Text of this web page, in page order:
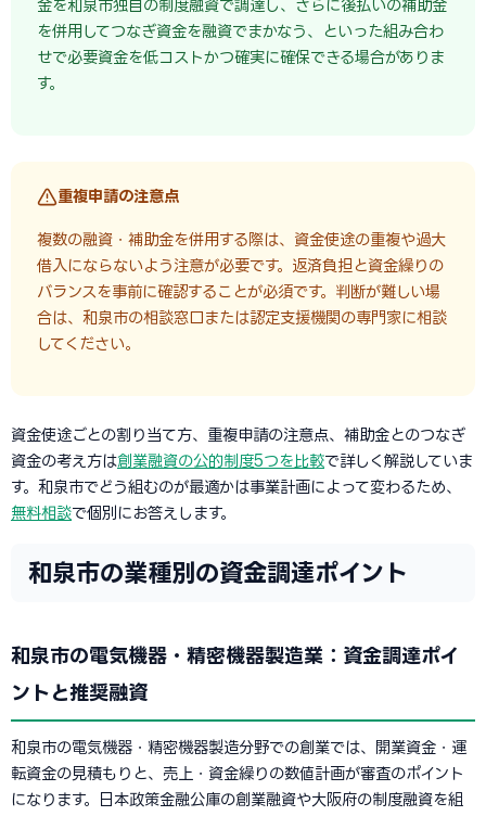
金を和泉市独自の制度融資で調達し、さらに後払いの補助金
を併用してつなぎ資金を融資でまかなう、といった組み合わ
せで必要資金を低コストかつ確実に確保できる場合がありま
す。
重複申請の注意点
複数の融資・補助金を併用する際は、資金使途の重複や過大
借入にならないよう注意が必要です。返済負担と資金繰りの
バランスを事前に確認することが必須です。判断が難しい場
合は、和泉市の相談窓口または認定支援機関の専門家に相談
してください。
資金使途ごとの割り当て方、重複申請の注意点、補助金とのつなぎ
資金の考え方は創業融資の公的制度5つを比較で詳しく解説していま
す。和泉市でどう組むのが最適かは事業計画によって変わるため、
無料相談で個別にお答えします。
和泉市の業種別の資金調達ポイント
和泉市の電気機器・精密機器製造業：資金調達ポイ
ントと推奨融資
和泉市の電気機器・精密機器製造分野での創業では、開業資金・運
転資金の見積もりと、売上・資金繰りの数値計画が審査のポイント
になります。日本政策金融公庫の創業融資や大阪府の制度融資を組